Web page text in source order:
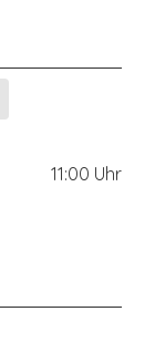
11:00 Uhr